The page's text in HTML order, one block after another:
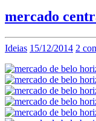
mercado
Ideias 15/12/2014 2